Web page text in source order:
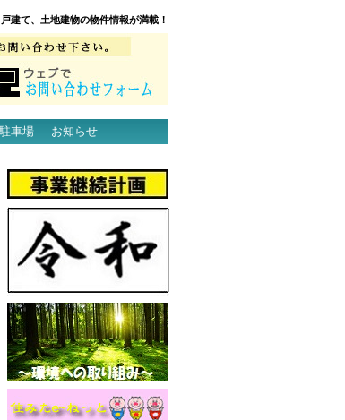
建て、土地建物の物件情報が満載！
車場
お知らせ